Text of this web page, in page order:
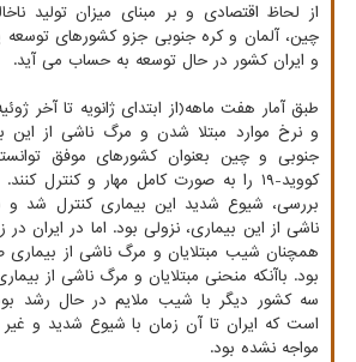
از لحاظ اقتصادی و بر مبنای میزان تولید
چین، آلمان و کره جنوبی جزو کشورهای توسعه
و ایران کشور در حال توسعه به حساب می آید.
و نرخ موارد مبتلا شدن و مرگ ناشی از این
جنوبی و چین بعنوان کشورهای موفق
کووید-۱۹ را به صورت کامل مهار و کنترل
بررسی، شیوع شدید این بیماری کنترل شد و
ناشی از این بیماری، نزولی بود. اما در ایران در
همچنان شیب مبتلایان و مرگ ناشی از
بود. باآنکه منحنی مبتلایان و مرگ ناشی از
سه کشور دیگر با شیب ملایم در حال رشد
است که ایران تا آن زمان با شیوع شدید و غیر
مواجه نشده بود.